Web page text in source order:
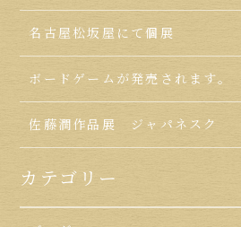
名古屋松坂屋にて個展
ボードゲームが発売されます。
佐藤潤作品展 ジャパネスク
カテゴリー